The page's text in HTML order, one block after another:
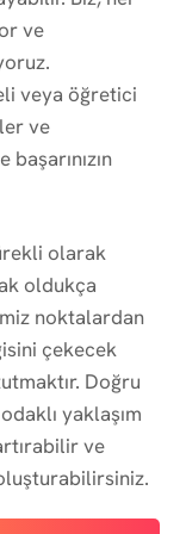
ve
veya öğretici
ve
olarak
oldukça
noktalardan
çekecek
Doğru
yaklaşım
ve